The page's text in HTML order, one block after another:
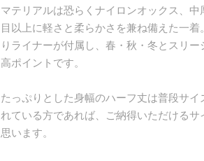
マテリアルは恐らくナイロンオックス、中
目以上に軽さと柔らかさを兼ね備えた一着
りライナーが付属し、春・秋・冬とスリ
高ポイントです。
たっぷりとした身幅のハーフ丈は普段サイ
れている方であれば、ご納得いただけるサ
思います。